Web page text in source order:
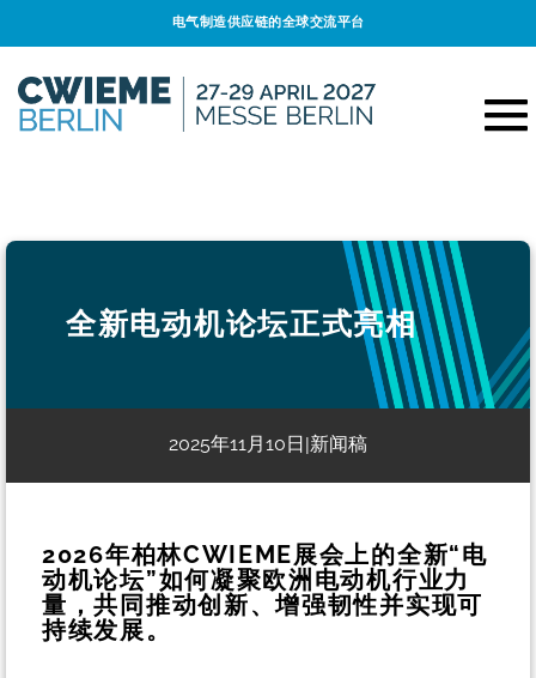
电气制造供应链的全球交流平台
全新电动机论坛正式亮相
2025年11月10日|新闻稿
2026年柏林CWIEME展会上的全新“电
动机论坛”如何凝聚欧洲电动机行业力
量，共同推动创新、增强韧性并实现可
持续发展。